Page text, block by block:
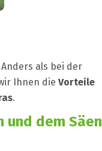
als bei der
Ihnen die Vorteile
.
und dem Säen